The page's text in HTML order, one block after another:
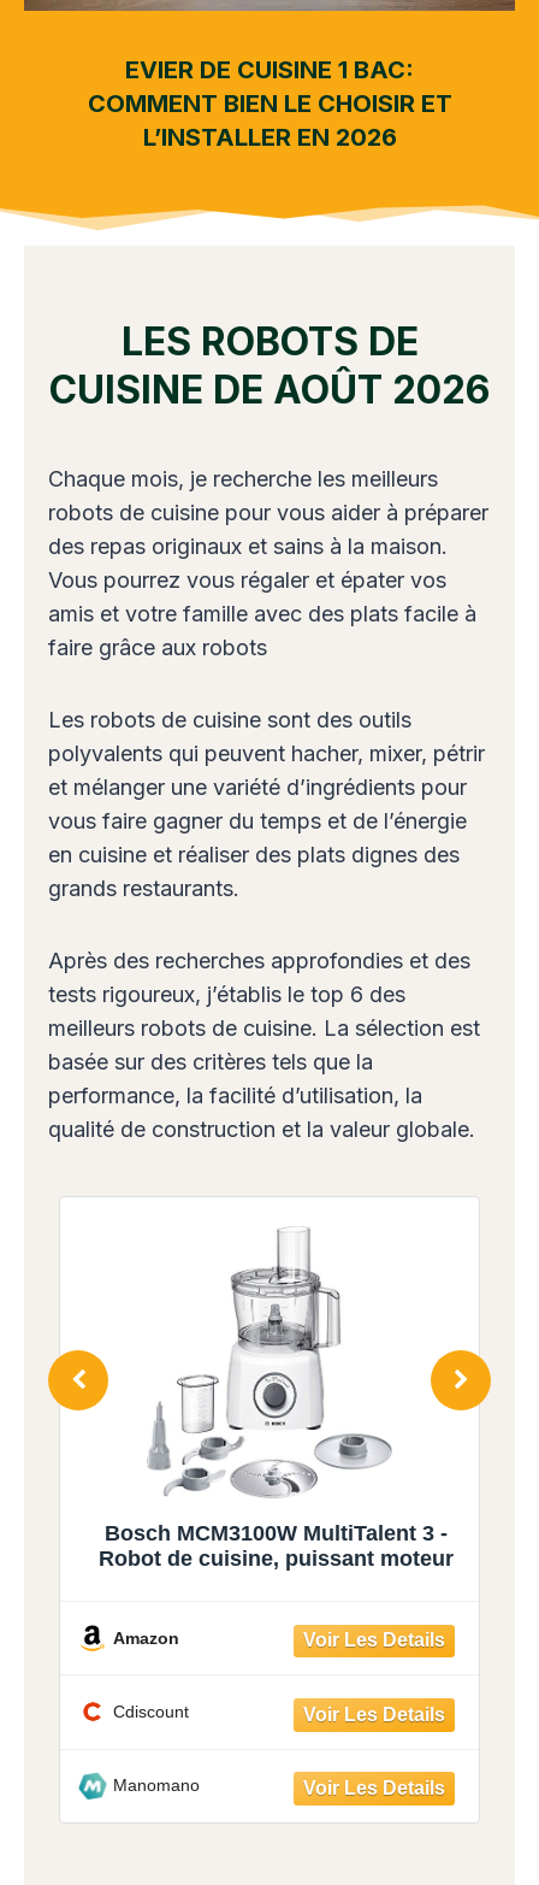
EVIER DE CUISINE 1 BAC:
COMMENT BIEN LE CHOISIR ET
L’INSTALLER EN 2026
LES ROBOTS DE
CUISINE DE AOÛT 2026
Chaque mois, je recherche les meilleurs
robots de cuisine pour vous aider à préparer
des repas originaux et sains à la maison.
Vous pourrez vous régaler et épater vos
amis et votre famille avec des plats facile à
faire grâce aux robots
Les robots de cuisine sont des outils
polyvalents qui peuvent hacher, mixer, pétrir
et mélanger une variété d’ingrédients pour
vous faire gagner du temps et de l’énergie
en cuisine et réaliser des plats dignes des
grands restaurants.
Après des recherches approfondies et des
tests rigoureux, j’établis le top 6 des
meilleurs robots de cuisine. La sélection est
basée sur des critères tels que la
performance, la facilité d’utilisation, la
qualité de construction et la valeur globale.
Robot multifonction KENWOOD
MultiPro Compact FDM301SS - Inox
Amazon